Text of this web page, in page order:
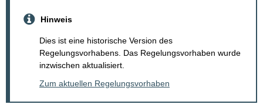
Hinweis
Dies ist eine historische Version des
Regelungsvorhabens. Das Regelungsvorhaben wurde
inzwischen aktualisiert.
Zum aktuellen Regelungsvorhaben